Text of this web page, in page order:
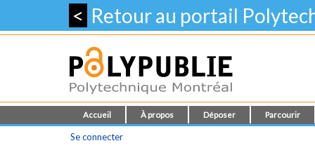
< Retour au portail
Accueil À propos Déposer Parcourir
Se connecter